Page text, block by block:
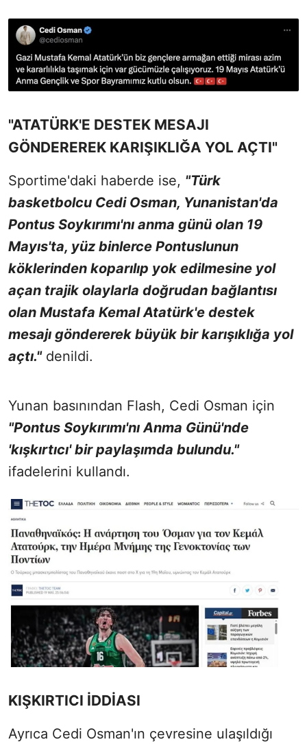
"ATATÜRK'E DESTEK MESAJI
GÖNDEREREK KARIŞIKLIĞA YOL AÇTI"
Sportime'daki haberde ise, "Türk
basketbolcu Cedi Osman, Yunanistan'da
Pontus Soykırımı'nı anma günü olan 19
Mayıs'ta, yüz binlerce Pontuslunun
köklerinden koparılıp yok edilmesine yol
açan trajik olaylarla doğrudan bağlantısı
olan Mustafa Kemal Atatürk'e destek
mesajı göndererek büyük bir karışıklığa yol
açtı."denildi.
Yunan basınından Flash, Cedi Osman için
"Pontus Soykırımı'nı Anma Günü'nde
'kışkırtıcı' bir paylaşımda bulundu."
ifadelerini kullandı.
KIŞKIRTICI İDDİASI
Ayrıca Cedi Osman'ın çevresine ulaşıldığı